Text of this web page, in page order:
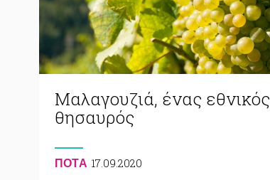
Μαλαγουζιά, ένας εθνικός
θησαυρός
ΠΟΤA 17.09.2020